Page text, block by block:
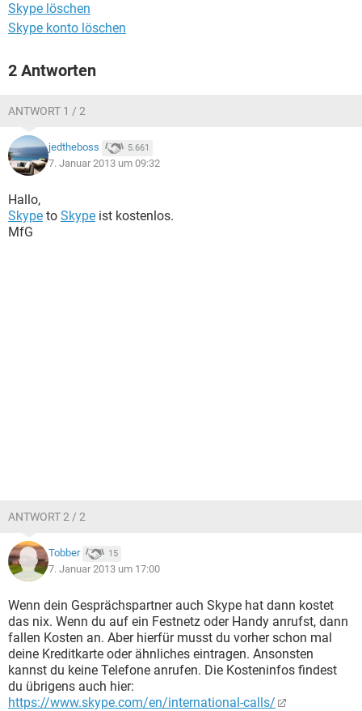
Skype löschen
Skype konto löschen
2 Antworten
ANTWORT 1 / 2
jedtheboss 5.661
7. Januar 2013 um 09:32
Hallo,
Skype to Skype ist kostenlos.
MfG
ANTWORT 2 / 2
Tobber 15
7. Januar 2013 um 17:00
Wenn dein Gesprächspartner auch Skype hat dann kostet
das nix. Wenn du auf ein Festnetz oder Handy anrufst, dann
fallen Kosten an. Aber hierfür musst du vorher schon mal
deine Kreditkarte oder ähnliches eintragen. Ansonsten
kannst du keine Telefone anrufen. Die Kosteninfos findest
du übrigens auch hier:
https://www.skype.com/en/international-calls/